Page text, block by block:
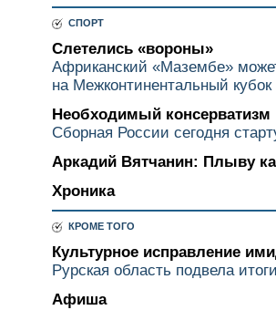
СПОРТ
Слетелись «вороны»
Африканский «Мазембе»
на Межконтинентальный кубок
Необходимый консерватизм
Сборная России сегодня
Аркадий Вятчанин: Плыву
Хроника
КРОМЕ ТОГО
Культурное исправление
Рурская область подвела
Афиша